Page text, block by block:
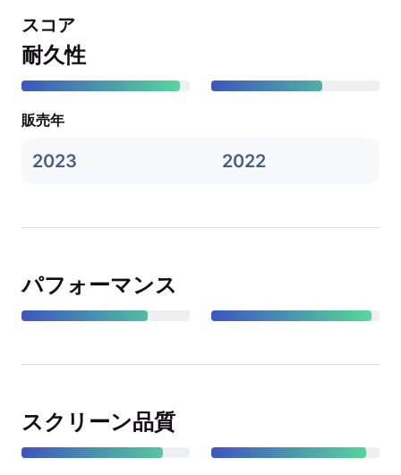
スコア
耐久性
販売年
2023 2022
パフォーマンス
スクリーン品質